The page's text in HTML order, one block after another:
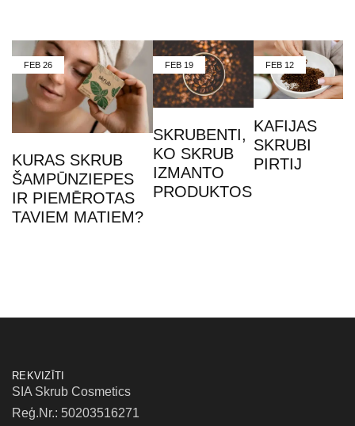
FEB 26
KURAS SKRUB
ŠAMPŪNZIEPES
IR PIEMĒROTAS
TAVIEM MATIEM?
FEB 19
SKRUBENTI,
KO SKRUB
IZMANTO
PRODUKTOS
FEB 12
KAFIJAS
SKRUBI
PIRTIJ
REKVIZĪTI
SIA Skrub Cosmetics
Reģ.Nr.: 50203516271